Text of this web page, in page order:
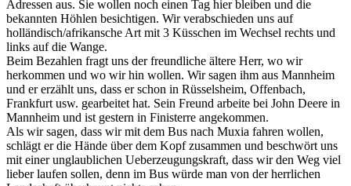
Adressen aus. Sie wollen noch einen Tag hier bleiben und die
bekannten Höhlen besichtigen. Wir verabschieden uns auf
holländisch/afrikansche Art mit 3 Küsschen im Wechsel rechts und
links auf die Wange.
Beim Bezahlen fragt uns der freundliche ältere Herr, wo wir
herkommen und wo wir hin wollen. Wir sagen ihm aus Mannheim
und er erzählt uns, dass er schon in Rüsselsheim, Offenbach,
Frankfurt usw. gearbeitet hat. Sein Freund arbeite bei John Deere in
Mannheim und ist gestern in Finisterre angekommen.
Als wir sagen, dass wir mit dem Bus nach Muxia fahren wollen,
schlägt er die Hände über dem Kopf zusammen und beschwört uns
mit einer unglaublichen Ueberzeugungskraft, dass wir den Weg viel
lieber laufen sollen, denn im Bus würde man von der herrlichen